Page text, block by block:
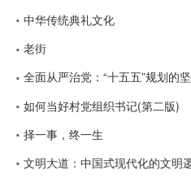
中华传统典礼文化
老街
全面从严治党：“十五五”规划的
如何当好村党组织书记(第二版)
择一事，终一生
文明大道：中国式现代化的文明